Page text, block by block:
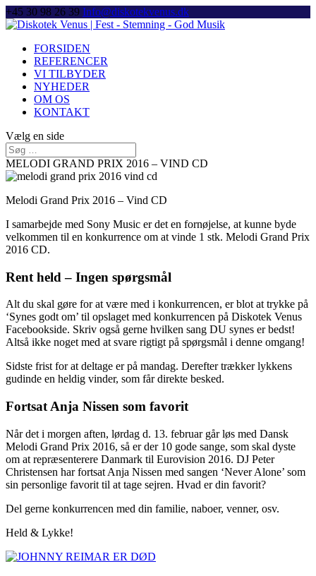
+45 30 98 26 39 Info@diskotekvenus.dk
FORSIDEN
REFERENCER
VI TILBYDER
NYHEDER
OM OS
KONTAKT
Vælg en side
MELODI GRAND PRIX 2016 – VIND CD
Melodi Grand Prix 2016 – Vind CD
I samarbejde med Sony Music er det en fornøjelse, at kunne byde
velkommen til en konkurrence om at vinde 1 stk. Melodi Grand Prix
2016 CD.
Rent held – Ingen spørgsmål
Alt du skal gøre for at være med i konkurrencen, er blot at trykke på
‘Synes godt om’ til opslaget med konkurrencen på Diskotek Venus
Facebookside. Skriv også gerne hvilken sang DU synes er bedst!
Altså ikke noget med at svare rigtigt på spørgsmål i denne omgang!
Sidste frist for at deltage er på mandag. Derefter trækker lykkens
gudinde en heldig vinder, som får direkte besked.
Fortsat Anja Nissen som favorit
Når det i morgen aften, lørdag d. 13. februar går løs med Dansk
Melodi Grand Prix 2016, så er der 10 gode sange, som skal dyste
om at repræsenterere Danmark til Eurovision 2016. DJ Peter
Christensen har fortsat Anja Nissen med sangen ‘Never Alone’ som
sin personlige favorit til at tage sejren. Hvad er din favorit?
Del gerne konkurrencen med din familie, naboer, venner, osv.
Held & Lykke!